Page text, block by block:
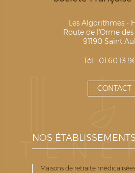
Les Algorithmes -
Route de l'Orme des
91190 Saint
Tél :
CONTACT
NOS ÉTABLISSEMENTS
Maisons de retraite médicalisées